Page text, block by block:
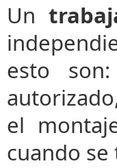
Un
esto
el
cuando